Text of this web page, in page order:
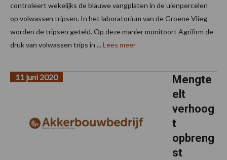
controleert wekelijks de blauwe vangplaten in de uienpercelen
op volwassen tripsen. In het laboratorium van de Groene Vlieg
worden de tripsen geteld. Op deze manier monitoort Agrifirm de
druk van volwassen trips in ... Lees meer
Mengte
elt
verhoog
t
opbreng
st
11 juni 2020